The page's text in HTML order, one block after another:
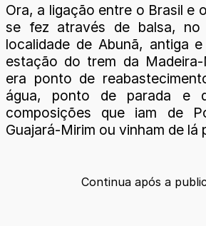
Ora, a ligação entre o Brasil e
se fez através de balsa, no
localidade de Abunã, antiga
estação do trem da
era ponto de
água, ponto de parada e
composições que iam de
Guajará-Mirim ou vinham de lá
Continua após a